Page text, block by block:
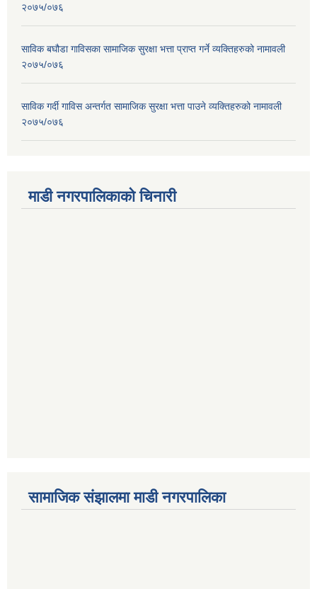
२०७५/०७६
साविक बघौडा गाविसका सामाजिक सुरक्षा भत्ता प्राप्त गर्ने व्यक्तिहरुको नामावली
२०७५/०७६
साविक गर्दी गाविस अन्तर्गत सामाजिक सुरक्षा भत्ता पाउने व्यक्तिहरुको नामावली
२०७५/०७६
माडी नगरपालिकाको चिनारी
सामाजिक संझालमा माडी नगरपालिका